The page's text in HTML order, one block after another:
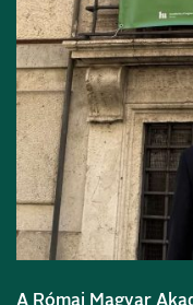
A Római Magyar